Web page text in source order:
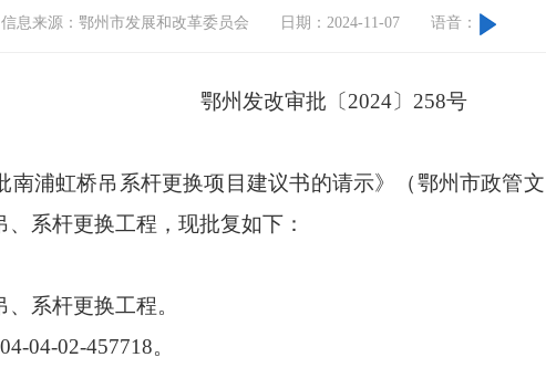
信息来源：鄂州市发展和改革委员会 日期：2024-11-07 语音：
鄂州发改审批〔2024〕258号
虹桥吊系杆更换项目建议书的请示》（鄂州市政管文
系杆更换工程，现批复如下：
系杆更换工程。
04-02-457718。